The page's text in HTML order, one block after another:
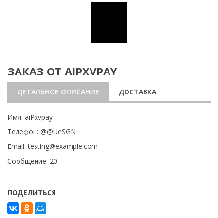
ЗАКАЗ ОТ AIPXVPAY
ДЕТАЛЬНОЕ ОПИСАНИЕ ДОСТАВКА
Имя: aiPxvpay
Телефон: @@UeSGN
Email: testing@example.com
Сообщение: 20
ПОДЕЛИТЬСЯ